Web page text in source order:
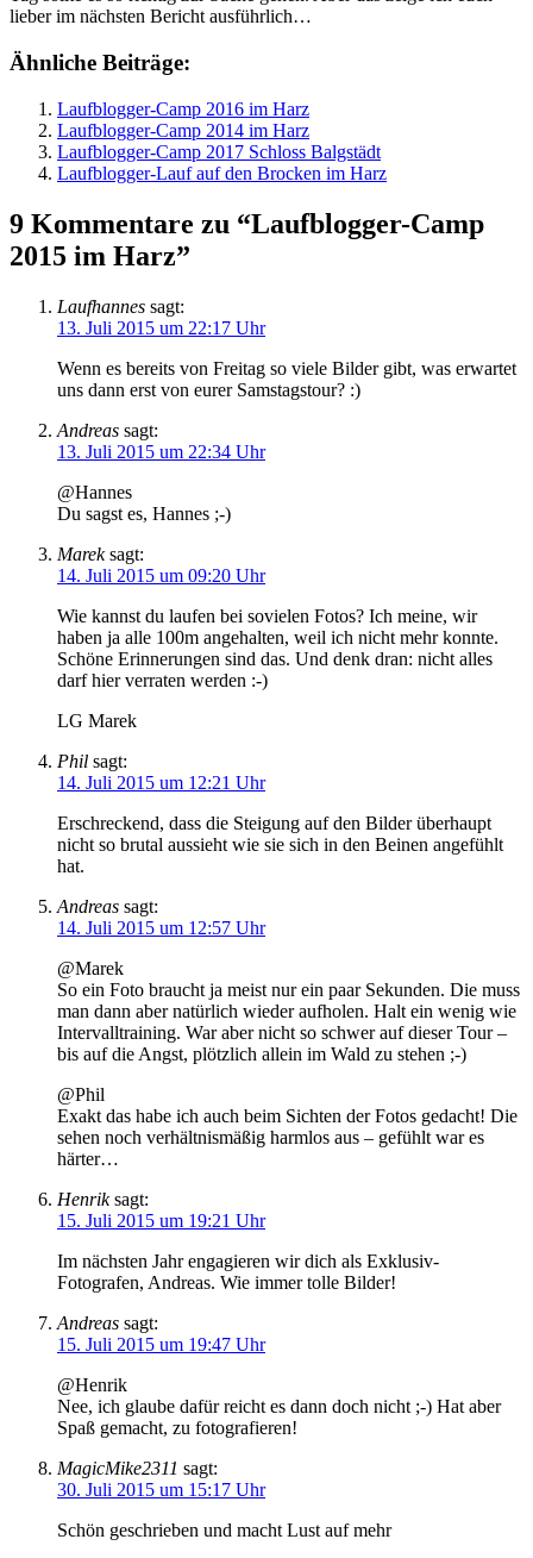
lieber im nächsten Bericht ausführlich…
Ähnliche Beiträge:
Laufblogger-Camp 2016 im Harz
Laufblogger-Camp 2014 im Harz
Laufblogger-Camp 2017 Schloss Balgstädt
Laufblogger-Lauf auf den Brocken im Harz
9 Kommentare zu “Laufblogger-Camp
2015 im Harz”
Laufhannes sagt:
13. Juli 2015 um 22:17 Uhr
Wenn es bereits von Freitag so viele Bilder gibt, was erwartet
uns dann erst von eurer Samstagstour? :)
Andreas sagt:
13. Juli 2015 um 22:34 Uhr
@Hannes
Du sagst es, Hannes ;-)
Marek sagt:
14. Juli 2015 um 09:20 Uhr
Wie kannst du laufen bei sovielen Fotos? Ich meine, wir
haben ja alle 100m angehalten, weil ich nicht mehr konnte.
Schöne Erinnerungen sind das. Und denk dran: nicht alles
darf hier verraten werden :-)
LG Marek
Phil sagt:
14. Juli 2015 um 12:21 Uhr
Erschreckend, dass die Steigung auf den Bilder überhaupt
nicht so brutal aussieht wie sie sich in den Beinen angefühlt
hat.
Andreas sagt:
14. Juli 2015 um 12:57 Uhr
@Marek
So ein Foto braucht ja meist nur ein paar Sekunden. Die muss
man dann aber natürlich wieder aufholen. Halt ein wenig wie
Intervalltraining. War aber nicht so schwer auf dieser Tour –
bis auf die Angst, plötzlich allein im Wald zu stehen ;-)
@Phil
Exakt das habe ich auch beim Sichten der Fotos gedacht! Die
sehen noch verhältnismäßig harmlos aus – gefühlt war es
härter…
Henrik sagt:
15. Juli 2015 um 19:21 Uhr
Im nächsten Jahr engagieren wir dich als Exklusiv-
Fotografen, Andreas. Wie immer tolle Bilder!
Andreas sagt:
15. Juli 2015 um 19:47 Uhr
@Henrik
Nee, ich glaube dafür reicht es dann doch nicht ;-) Hat aber
Spaß gemacht, zu fotografieren!
MagicMike2311 sagt:
30. Juli 2015 um 15:17 Uhr
Schön geschrieben und macht Lust auf mehr